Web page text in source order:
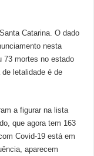
Catarina. O dado
nesta
73 mortes no estado
letalidade é de
a figurar na lista
que agora tem 163
Covid-19 está em
aparecem